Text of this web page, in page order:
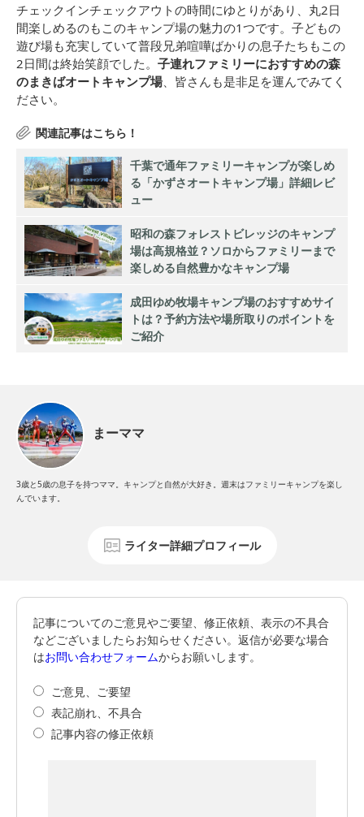
チェックインチェックアウトの時間にゆとりがあり、丸2日
間楽しめるのもこのキャンプ場の魅力の1つです。子どもの
遊び場も充実していて普段兄弟喧嘩ばかりの息子たちもこの
2日間は終始笑顔でした。 子連れファミリーにおすすめの森
のまきばオートキャンプ場、皆さんも是非足を運んでみてく
ださい。
千葉で通年ファミリーキャンプが楽しめ
る「かずさオートキャンプ場」詳細レビ
ュー
昭和の森フォレストビレッジのキャンプ
場は高規格並？ソロからファミリーまで
楽しめる自然豊かなキャンプ場
成田ゆめ牧場キャンプ場のおすすめサイ
トは？予約方法や場所取りのポイントを
ご紹介
まーママ
3歳と5歳の息子を持つママ。キャンプと自然が大好き。週末はファミリーキャンプを楽し
んでいます。
ライター詳細プロフィール
記事についてのご意見やご要望、修正依頼、表示の不具合
などございましたらお知らせください。返信が必要な場合
はお問い合わせフォームからお願いします。
ご意見、ご要望
表記崩れ、不具合
記事内容の修正依頼